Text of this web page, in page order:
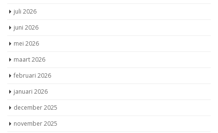
juli 2026
juni 2026
mei 2026
maart 2026
februari 2026
januari 2026
december 2025
november 2025